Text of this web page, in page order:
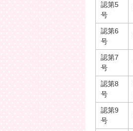
認第5
号
認第6
号
認第7
号
認第8
号
認第9
号